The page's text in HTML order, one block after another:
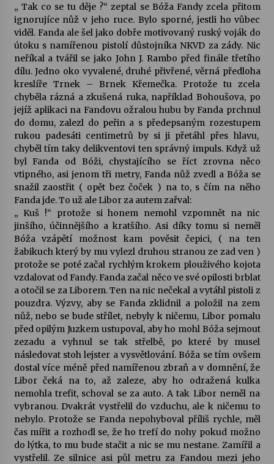
„ Tak co se tu děje ?“ zeptal se Bóža Fandy zcela přitom
ignorujíce nůž v jeho ruce. Bylo sporné, jestli ho vůbec
viděl. Fanda ale šel jako dobře motivovaný ruský voják do
útoku s namířenou pistolí důstojníka NKVD za zády. Nic
neříkal a tvářil se jako John J. Rambo před finále třetího
dílu. Jedno oko vyvalené, druhé přivřené, věrná předloha
kreslíře Trnek – Brnek Křemečka. Protože tu zcela
chyběla rázná a zkušená ruka, například Bohoušova, po
jejíž aplikaci na Fandovu ožralou hubu by Fanda prchnul
do domu, zalezl do peřin a s předepsaným rozestupem
rukou padesáti centimetrů by si ji přetáhl přes hlavu,
chyběl tím taky delikventovi ten správný impuls. Když už
byl Fanda od Bóži, chystajícího se říct zrovna něco
vtipného, asi jenom tři metry, Fanda nůž zvedl a Bóža se
snažil zaostřit ( opět bez čoček ) na to, s čím na něho
Fanda jde. To už ale Libor za autem zařval:
„ Kuš !“ protože si honem nemohl vzpomnět na nic
jinšího, účinnějšího a kratšího. Asi díky tomu si neměl
Bóža vzápětí možnost kam pověsit čepici, ( na ten
žabikuch který by mu vylezl druhou stranou ze zad ven )
protože se poté začal rychlým krokem plouživého kojota
vzdalovat od Fandy. Fanda začal něco ve své opilosti brblat
a otočil se za Liborem. Ten na nic nečekal a vytáhl pistoli z
pouzdra. Výzvy, aby se Fanda zklidnil a položil na zem
nůž, nebo se bude střílet, nebyly k ničemu, Libor pomalu
před opilým Juzkem ustupoval, aby ho mohl Bóža sejmout
zezadu a vyhnul se tak střelbě, po které by musel
následovat stoh lejster a vysvětlování. Bóža se tím ovšem
dostal více méně před namířenou zbraň a v domnění, že
Libor čeká na to, až zaleze, aby ho odražená kulka
nemohla trefit, schoval se za auto. A tak Libor neměl na
vybranou. Dvakrát vystřelil do vzduchu, ale k ničemu to
nebylo. Protože se Fanda nepohyboval příliš rychle, měl
čas mířit a rozhodl se, že ho trefí do nohy pokud možno
do lýtka, to mu bude stačit a nic se mu nestane. Zamířil a
vystřelil. Ze silnice asi půl metru za Fandou mezi jeho